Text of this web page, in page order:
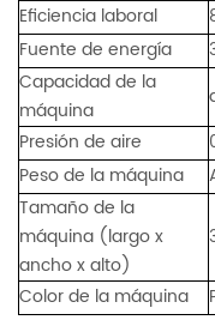
Eficiencia laboral
Fuente de energía
Capacidad de la
máquina
Presión de aire
Peso de la máquina
Tamaño de la
máquina (largo x
ancho x alto)
Color de la máquina